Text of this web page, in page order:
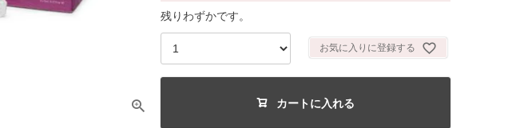
残りわずかです。
お気に入りに登録する
カートに入れる